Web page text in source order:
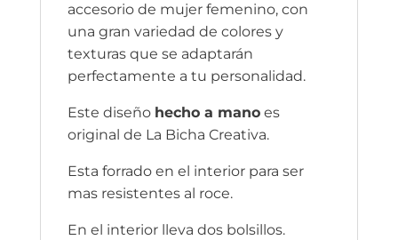
accesorio de mujer femenino, con
una gran variedad de colores y
texturas que se adaptarán
perfectamente a tu personalidad.
Este diseño hecho a manoes
original de La Bicha Creativa.
Esta forrado en el interior para ser
mas resistentes al roce.
En el interior lleva dos bolsillos.